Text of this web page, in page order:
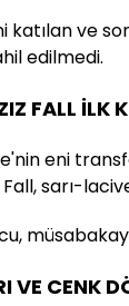
katılan ve
edilmedi.
FALL İLK
eni
sarı-
VE CENK